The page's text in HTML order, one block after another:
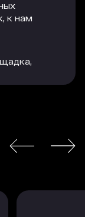
к нам